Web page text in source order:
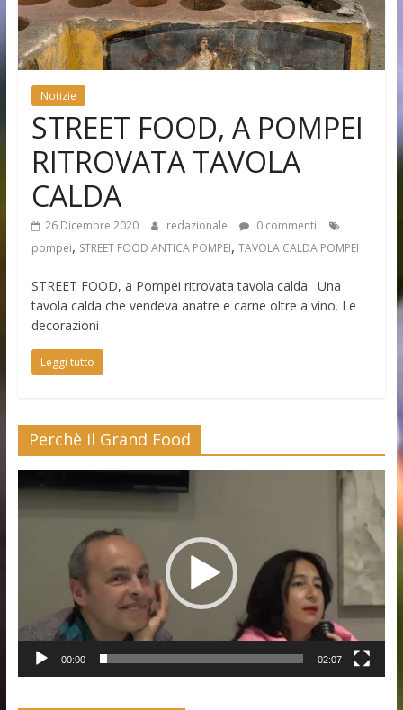
Notizie
STREET FOOD, A POMPEI
RITROVATA TAVOLA
CALDA
26 Dicembre 2020 redazionale
0 commenti
pompei, STREET FOOD ANTICA POMPEI, TAVOLA CALDA POMPEI
STREET FOOD, a Pompei ritrovata tavola calda. Una
tavola calda che vendeva anatre e carne oltre a vino. Le
decorazioni
Leggi tutto
Perchè il Grand Food
00:00 02:07